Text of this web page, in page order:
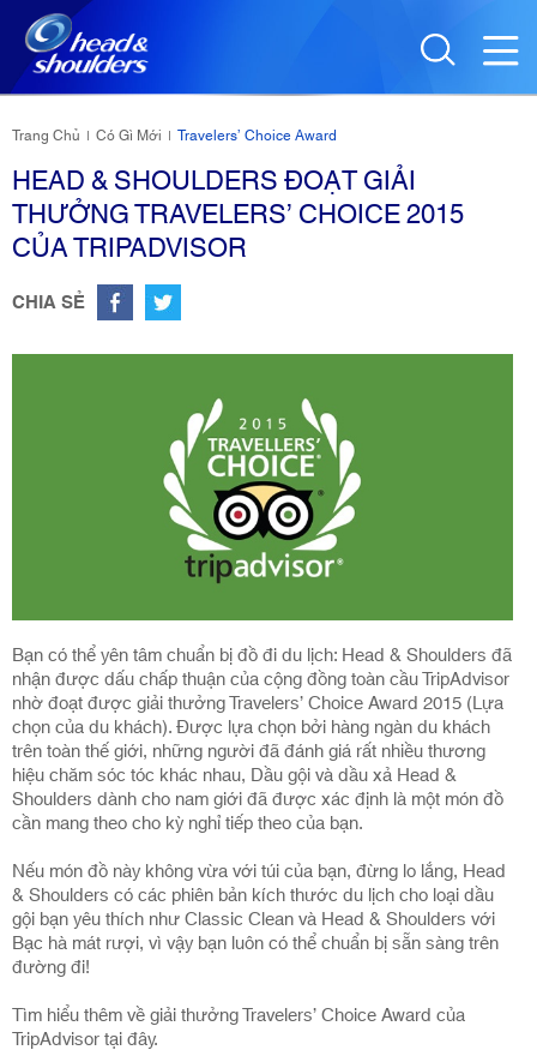
Trang Chủ | Có Gì Mới | Travelers’ Choice Award
HEAD & SHOULDERS ĐOẠT GIẢI
THƯỞNG TRAVELERS’ CHOICE 2015
CỦA TRIPADVISOR
CHIA SẺ
Bạn có thể yên tâm chuẩn bị đồ đi du lịch: Head & Shoulders đã
nhận được dấu chấp thuận của cộng đồng toàn cầu TripAdvisor
nhờ đoạt được giải thưởng Travelers’ Choice Award 2015 (Lựa
chọn của du khách). Được lựa chọn bởi hàng ngàn du khách
trên toàn thế giới, những người đã đánh giá rất nhiều thương
hiệu chăm sóc tóc khác nhau, Dầu gội và dầu xả Head &
Shoulders dành cho nam giới đã được xác định là một món đồ
cần mang theo cho kỳ nghỉ tiếp theo của bạn.
Nếu món đồ này không vừa với túi của bạn, đừng lo lắng, Head
& Shoulders có các phiên bản kích thước du lịch cho loại dầu
gội bạn yêu thích như Classic Clean và Head & Shoulders với
Bạc hà mát rượi, vì vậy bạn luôn có thể chuẩn bị sẵn sàng trên
đường đi!
Tìm hiểu thêm về giải thưởng Travelers’ Choice Award của
TripAdvisor tại đây.